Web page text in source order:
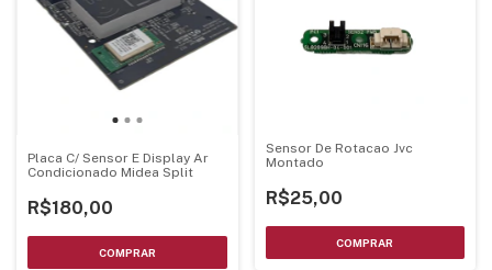
Placa C/ Sensor E Display Ar
Condicionado Midea Split
R$180,00
Sensor De Rotacao Jvc
Montado
R$25,00